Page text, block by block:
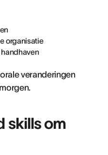
organisatie
veranderingen
skills om